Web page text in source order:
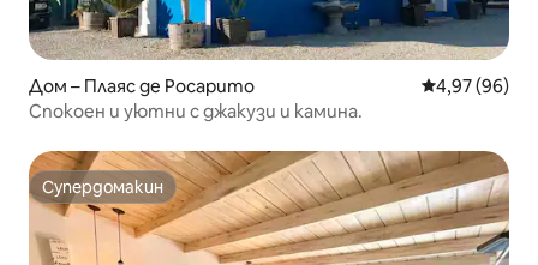
Дом – Плаяс де Росарито Средна
4,97 (96)
Спокоен и уютни с джакузи и камина.
Супердомакин
Супердомакин